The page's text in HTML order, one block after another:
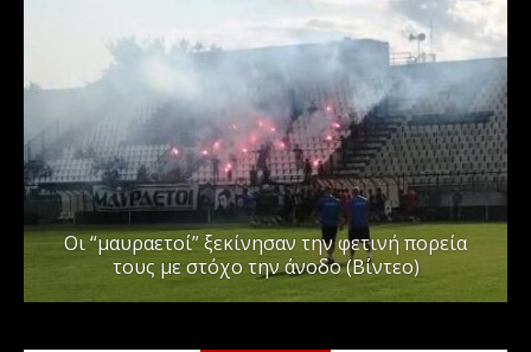
Οι “μαυραετοί” ξεκίνησαν την φετινή πορεία
τους με στόχο την άνοδο (Βίντεο)